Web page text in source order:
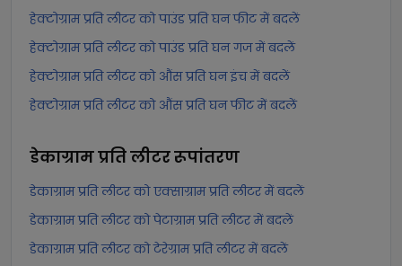
हेक्टोग्राम प्रति लीटर को पाउंड प्रति घन फीट में बदलें
हेक्टोग्राम प्रति लीटर को पाउंड प्रति घन गज में बदलें
हेक्टोग्राम प्रति लीटर को औंस प्रति घन इंच में बदलें
हेक्टोग्राम प्रति लीटर को औंस प्रति घन फीट में बदलें
डेकाग्राम प्रति लीटररूपांतरण
डेकाग्राम प्रति लीटर को एक्साग्राम प्रति लीटर में बदलें
डेकाग्राम प्रति लीटर को पेटाग्राम प्रति लीटर में बदलें
डेकाग्राम प्रति लीटर को टेरेग्राम प्रति लीटर में बदलें